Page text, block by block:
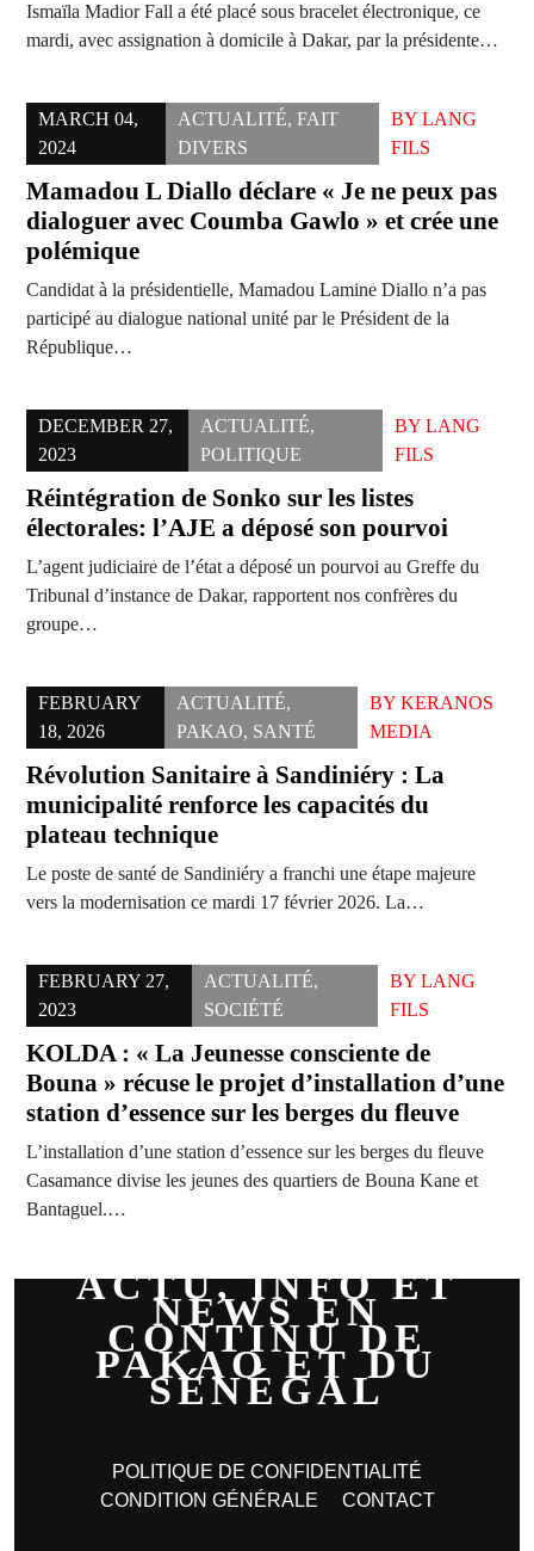
Ismaïla Madior Fall a été placé sous bracelet électronique, ce
mardi, avec assignation à domicile à Dakar, par la présidente…
MARCH 04,
2024
ACTUALITÉ, FAIT
DIVERS
BYLANG
FILS
Mamadou L Diallo déclare « Je ne peux pas
dialoguer avec Coumba Gawlo » et crée une
polémique
Candidat à la présidentielle, Mamadou Lamine Diallo n’a pas
participé au dialogue national unité par le Président de la
République…
DECEMBER 27,
2023
ACTUALITÉ,
POLITIQUE
BYLANG
FILS
Réintégration de Sonko sur les listes
électorales: l’AJE a déposé son pourvoi
L’agent judiciaire de l’état a déposé un pourvoi au Greffe du
Tribunal d’instance de Dakar, rapportent nos confrères du
groupe…
FEBRUARY
18, 2026
ACTUALITÉ,
PAKAO, SANTÉ
BYKERANOS
MEDIA
Révolution Sanitaire à Sandiniéry : La
municipalité renforce les capacités du
plateau technique
Le poste de santé de Sandiniéry a franchi une étape majeure
vers la modernisation ce mardi 17 février 2026. La…
FEBRUARY 27,
2023
ACTUALITÉ,
SOCIÉTÉ
BYLANG
FILS
KOLDA : « La Jeunesse consciente de
Bouna » récuse le projet d’installation d’une
station d’essence sur les berges du fleuve
L’installation d’une station d’essence sur les berges du fleuve
Casamance divise les jeunes des quartiers de Bouna Kane et
Bantaguel.…
ACTU, INFO ET
NEWS EN
CONTINU DE
PAKAO ET DU
SÉNÉGAL
POLITIQUE DE CONFIDENTIALITÉ
CONDITION GÉNÉRALE
CONTACT